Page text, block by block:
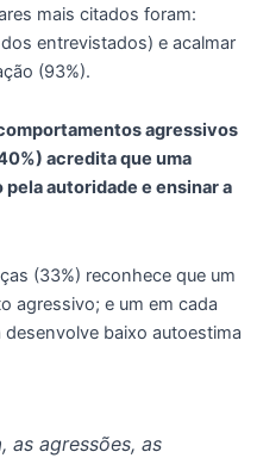
mais citados foram:
entrevistados) e acalmar
(93%).
agressivos
acredita que uma
autoridade e ensinar a
(33%) reconhece que um
agressivo; e um em cada
baixo autoestima
as agressões, as